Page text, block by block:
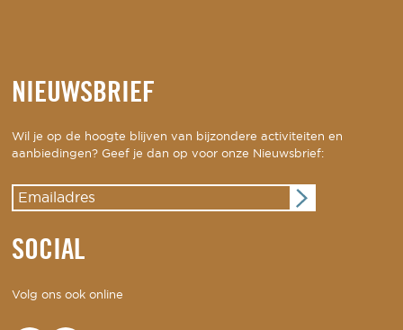
NIEUWSBRIEF
Wil je op de hoogte blijven van bijzondere activiteiten en
aanbiedingen? Geef je dan op voor onze Nieuwsbrief:
SOCIAL
Volg ons ook online